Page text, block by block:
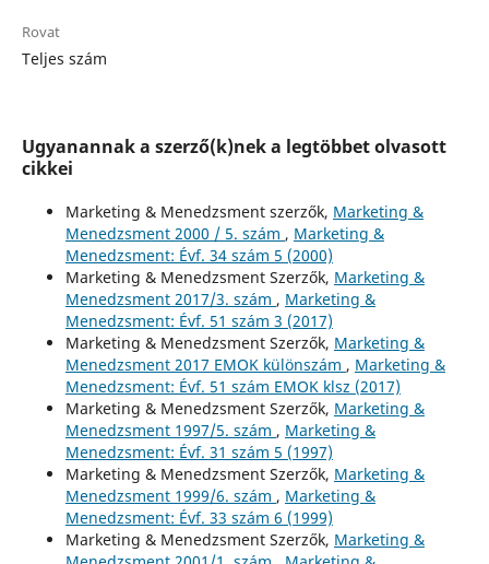
Rovat
Teljes szám
Ugyanannak a szerző(k)nek a legtöbbet olvasott
cikkei
Marketing & Menedzsment szerzők, Marketing &
Menedzsment 2000 / 5. szám , Marketing &
Menedzsment: Évf. 34 szám 5 (2000)
Marketing & Menedzsment Szerzők, Marketing &
Menedzsment 2017/3. szám , Marketing &
Menedzsment: Évf. 51 szám 3 (2017)
Marketing & Menedzsment Szerzők, Marketing &
Menedzsment 2017 EMOK különszám , Marketing &
Menedzsment: Évf. 51 szám EMOK klsz (2017)
Marketing & Menedzsment Szerzők, Marketing &
Menedzsment 1997/5. szám , Marketing &
Menedzsment: Évf. 31 szám 5 (1997)
Marketing & Menedzsment Szerzők, Marketing &
Menedzsment 1999/6. szám , Marketing &
Menedzsment: Évf. 33 szám 6 (1999)
Marketing & Menedzsment Szerzők, Marketing &